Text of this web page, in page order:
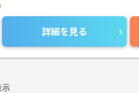
詳細を見る
示